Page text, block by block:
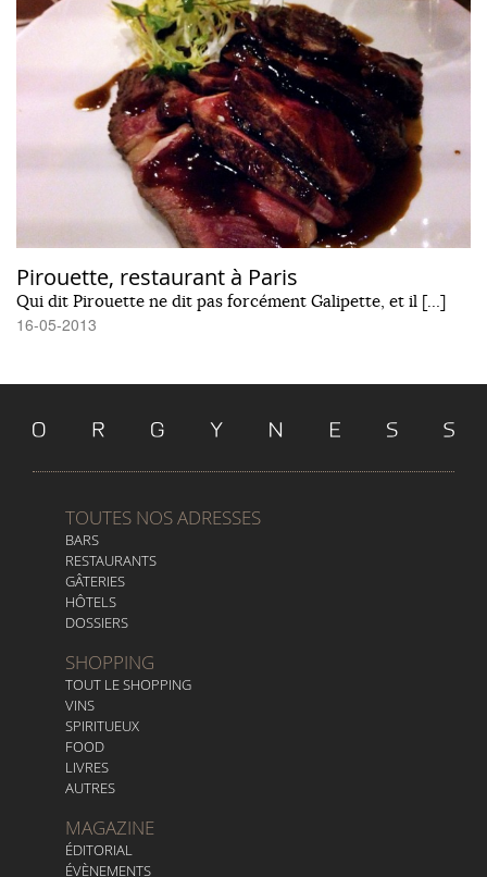
Pirouette, restaurant à Paris
Qui dit Pirouette ne dit pas forcément Galipette, et il […]
16-05-2013
TOUTES NOS ADRESSES
BARS
RESTAURANTS
GÂTERIES
HÔTELS
DOSSIERS
SHOPPING
TOUT LE SHOPPING
VINS
SPIRITUEUX
FOOD
LIVRES
AUTRES
MAGAZINE
ÉDITORIAL
ÉVÈNEMENTS